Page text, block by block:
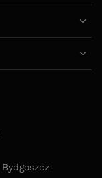
Bydgoszcz